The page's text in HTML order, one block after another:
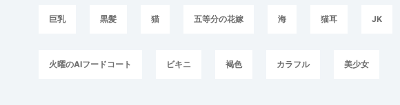
巨乳 黒髪 猫 五等分の花嫁 海 猫耳 JK
火曜のAIフードコート ビキニ 褐色 カラフル 美少女